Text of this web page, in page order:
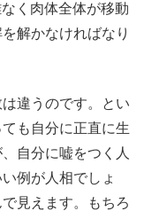
く肉体全体が移動
解かなければなり
違うのです。とい
も自分に正直に生
自分に嘘をつく人
例が人相でしょ
見えます。もちろ